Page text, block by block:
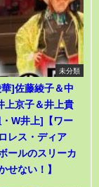
未分類
]佐藤綾子＆中
上京子＆井上貴
W井上]【ワー
レス・ディア
ールのスリーカ
せない！】